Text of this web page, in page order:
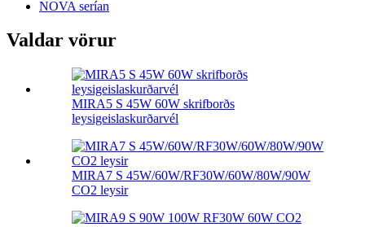
NOVA serían
Valdar vörur
MIRA5 S 45W 60W skrifborðs
leysigeislaskurðarvél
MIRA7 S 45W/60W/RF30W/60W/80W/90W
CO2 leysir